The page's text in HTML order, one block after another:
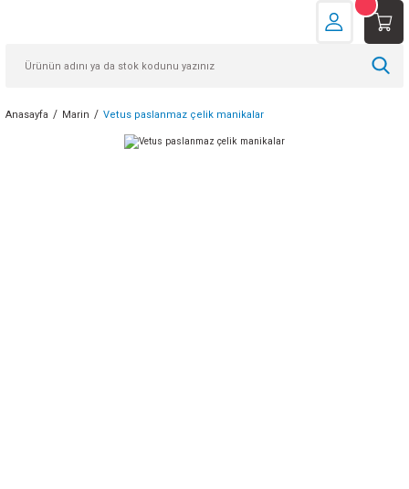
Anasayfa Marin Vetus paslanmaz çelik manikalar